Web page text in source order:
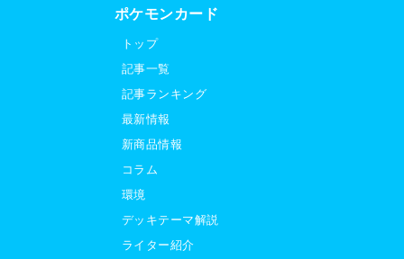
ポケモンカード
トップ
記事一覧
記事ランキング
最新情報
新商品情報
コラム
環境
デッキテーマ解説
ライター紹介